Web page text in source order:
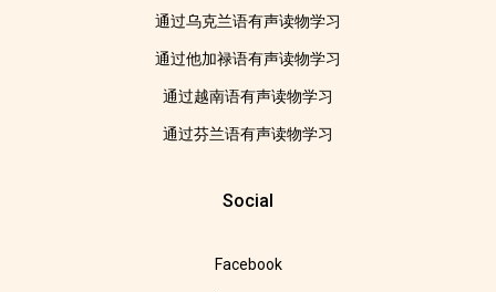
通过乌克兰语有声读物学习
通过他加禄语有声读物学习
通过越南语有声读物学习
通过芬兰语有声读物学习
Social
Facebook